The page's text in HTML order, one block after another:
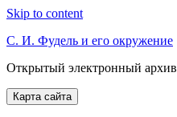
Skip to content
С. И. Фудель и его окружение
Открытый электронный архив
Карта сайта